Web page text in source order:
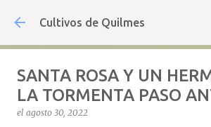
Ir al contenido principal
Cultivos de Quilmes
SANTA ROSA Y UN
LA TORMENTA PASO
el agosto 30, 2022